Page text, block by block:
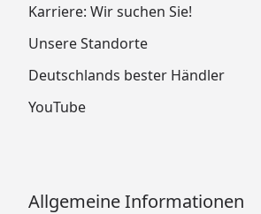
Karriere: Wir suchen Sie!
Unsere Standorte
Deutschlands bester Händler
YouTube
Allgemeine Informationen